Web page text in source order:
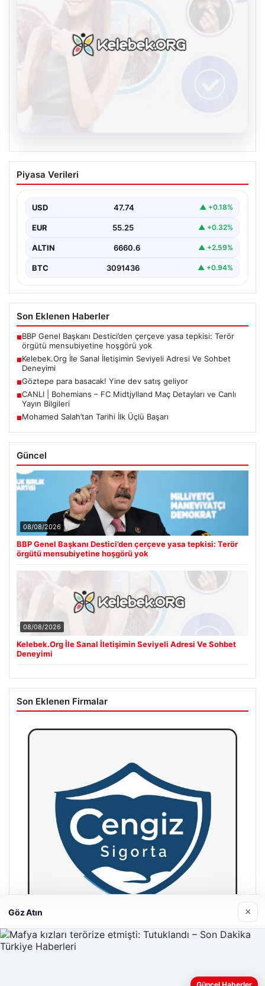
Kelebek.Org İle Sanal İletişimin Seviyeli
Adresi Ve Sohbet Deneyimi
oluşturması büyük bir hassasiyet ifade etmektedir.
Halen…
Piyasa Verileri
USD 47.74 ▲ +0.18%
EUR 55.25 ▲ +0.32%
ALTIN 6660.6 ▲ +2.59%
BTC 3091436 ▲ +0.94%
Son Eklenen Haberler
■BBP Genel Başkanı Destici’den çerçeve yasa tepkisi: Terör
örgütü mensubiyetine hoşgörü yok
■Kelebek.Org İle Sanal İletişimin Seviyeli Adresi Ve Sohbet
Deneyimi
■Göztepe para basacak! Yine dev satış geliyor
■CANLI | Bohemians – FC Midtjylland Maç Detayları ve Canlı
Yayın Bilgileri
■Mohamed Salah’tan Tarihi İlk Üçlü Başarı
Güncel
08/08/2026
BBP Genel Başkanı Destici’den çerçeve yasa tepkisi: Terör
örgütü mensubiyetine hoşgörü yok
08/08/2026
Kelebek.Org İle Sanal İletişimin Seviyeli Adresi Ve Sohbet
Deneyimi
Son Eklenen Firmalar
Göz Atın ×